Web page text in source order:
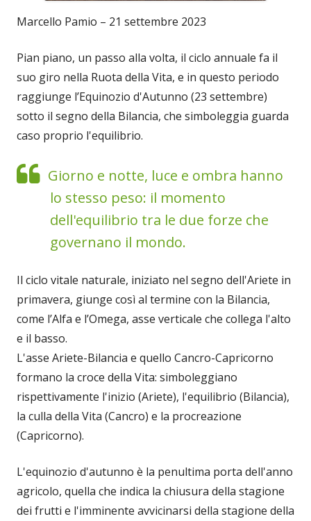
Marcello Pamio – 21 settembre 2023
Pian piano, un passo alla volta, il ciclo annuale fa il
suo giro nella Ruota della Vita, e in questo periodo
raggiunge l’Equinozio d'Autunno (23 settembre)
sotto il segno della Bilancia, che simboleggia guarda
caso proprio l'equilibrio.
Giorno e notte, luce e ombra hanno
lo stesso peso: il momento
dell'equilibrio tra le due forze che
governano il mondo.
Il ciclo vitale naturale, iniziato nel segno dell'Ariete in
primavera, giunge così al termine con la Bilancia,
come l’Alfa e l’Omega, asse verticale che collega l'alto
e il basso.
L'asse Ariete-Bilancia e quello Cancro-Capricorno
formano la croce della Vita: simboleggiano
rispettivamente l'inizio (Ariete), l'equilibrio (Bilancia),
la culla della Vita (Cancro) e la procreazione
(Capricorno).
L'equinozio d'autunno è la penultima porta dell'anno
agricolo, quella che indica la chiusura della stagione
dei frutti e l'imminente avvicinarsi della stagione della